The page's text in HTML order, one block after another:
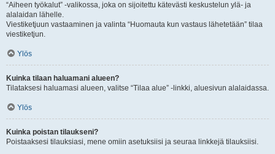
“Aiheen työkalut” -valikossa, joka on sijoitettu kätevästi keskustelun ylä- ja
alalaidan lähelle.
Viestiketjuun vastaaminen ja valinta “Huomauta kun vastaus lähetetään” tilaa
viestiketjun.
Ylös
Kuinka tilaan haluamani alueen?
Tilataksesi haluamasi alueen, valitse “Tilaa alue” -linkki, aluesivun alalaidassa.
Ylös
Kuinka poistan tilaukseni?
Poistaaksesi tilauksiasi, mene omiin asetuksiisi ja seuraa linkkejä tilauksiisi.